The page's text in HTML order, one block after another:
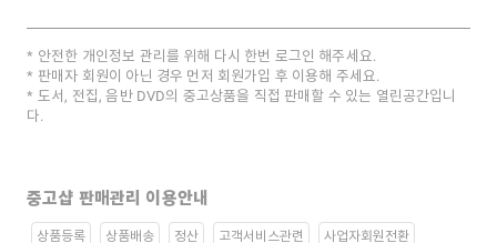
안전한 개인정보 관리를 위해 다시 한번 로그인 해주세요.
판매자 회원이 아닌 경우 먼저 회원가입 후 이용해 주세요.
도서, 전집, 음반 DVD의 중고상품을 직접 판매할 수 있는 열린공간입니
다.
중고샵 판매관리 이용안내
상품등록 상품배송 정산 고객서비스관련 사업자회원전환